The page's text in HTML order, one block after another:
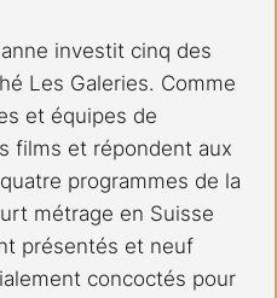
investit cinq des
Les Galeries. Comme
et équipes de
films et répondent aux
programmes de la
métrage en Suisse
présentés et neuf
concoctés pour